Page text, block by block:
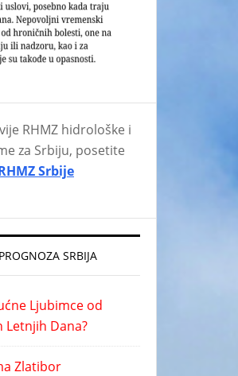
RHMZ hidrološke i
za Srbiju, posetite
Srbije
SRBIJA
Ljubimce od
Letnjih Dana?
Zlatibor